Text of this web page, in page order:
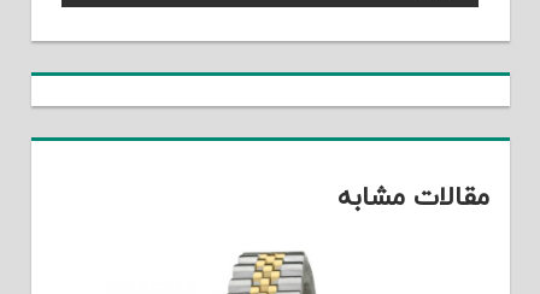
مقالات مشابه